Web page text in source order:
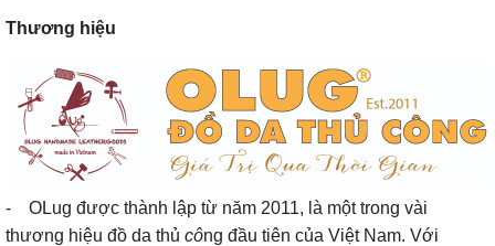
Thương hiệu
- OLug được thành lập từ năm 2011, là một trong vài
thương hiệu đồ da thủ công đầu tiên của Việt Nam. Với